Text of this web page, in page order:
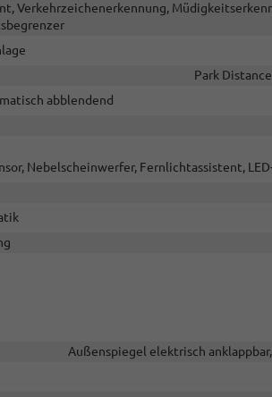
Verkehrzeichenerkennung,
Park
abblendend
Nebelscheinwerfer, Fernlichtassistent,
Außenspiegel elektrisch